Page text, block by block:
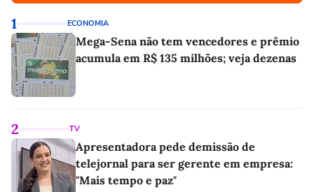
1 ECONOMIA
Mega-Sena não tem vencedores e prêmio
acumula em R$ 135 milhões; veja dezenas
2 TV
Apresentadora pede demissão de
telejornal para ser gerente em empresa:
"Mais tempo e paz"